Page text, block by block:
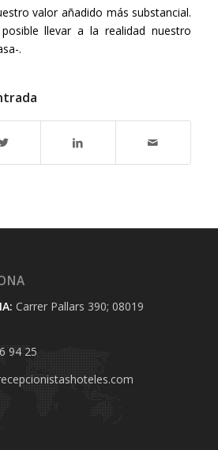
valor añadido más substancial.
llevar a la realidad nuestro
.
Carrer Pallars 390; 08019
94 25‬